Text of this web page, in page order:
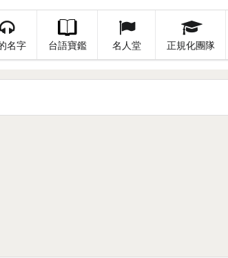
名字 台語寶鑑 名人堂 正規化團隊